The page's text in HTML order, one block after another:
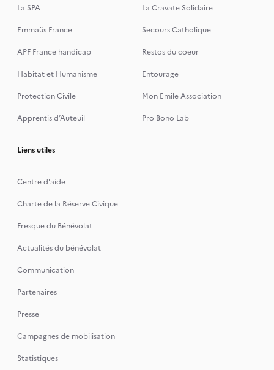
La SPA
La Cravate Solidaire
Emmaüs France
Secours Catholique
APF France handicap
Restos du coeur
Habitat et Humanisme
Entourage
Protection Civile
Mon Emile Association
Apprentis d’Auteuil
Pro Bono Lab
Liens utiles
Centre d'aide
Charte de la Réserve Civique
Fresque du Bénévolat
Actualités du bénévolat
Communication
Partenaires
Presse
Campagnes de mobilisation
Statistiques